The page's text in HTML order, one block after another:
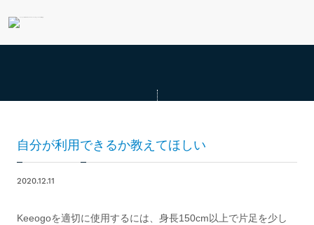
自分が利用できるか教えてほしい
2020.12.11
Keeogoを適切に使用するには、身長150cm以上で片足を少し